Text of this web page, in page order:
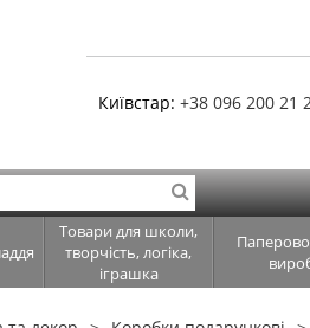
Київстар: +38 096 200 21
Товари для школи,
творчість, логіка,
іграшка